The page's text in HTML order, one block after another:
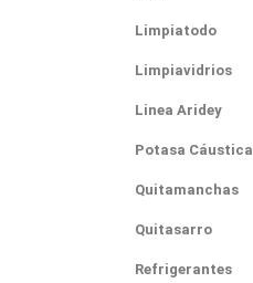
Limpiatodo
Limpiavidrios
Linea Aridey
Potasa Cáustica
Quitamanchas
Quitasarro
Refrigerantes